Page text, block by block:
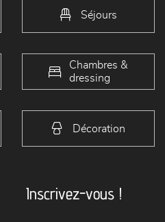
Séjours
Chambres &
dressing
Décoration
Inscrivez-vous !